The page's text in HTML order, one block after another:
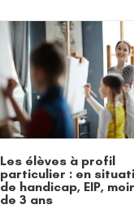
Les élèves à profil
particulier : en
de handicap, EIP,
de 3 ans